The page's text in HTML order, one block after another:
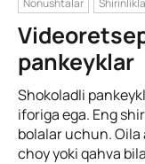
Nonushtalar
pankeyklar
Shokoladli
iforiga ega. Eng
bolalar uchun.
choy yoki qahva